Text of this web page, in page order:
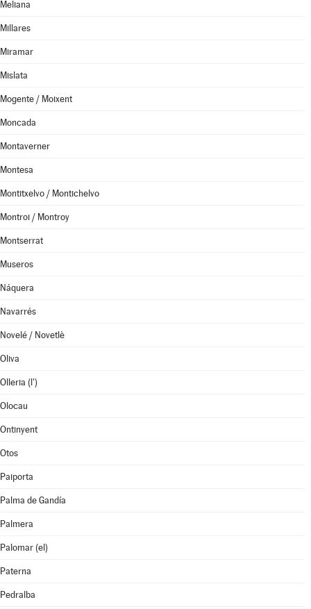
Meliana
Millares
Miramar
Mislata
Mogente / Moixent
Moncada
Montaverner
Montesa
Montitxelvo / Montichelvo
Montroi / Montroy
Montserrat
Museros
Náquera
Navarrés
Novelé / Novetlè
Oliva
Olleria (l')
Olocau
Ontinyent
Otos
Paiporta
Palma de Gandía
Palmera
Palomar (el)
Paterna
Pedralba